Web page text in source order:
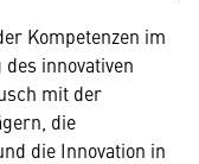
Kompetenzen im
innovativen
mit der
die
die Innovation in